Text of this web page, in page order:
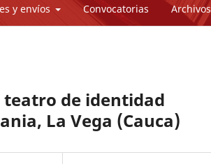
y envíos Convocatorias Archivos
de identidad
La Vega (Cauca)